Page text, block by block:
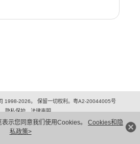
示您同意我们使用Cookies。 Cookies和隐
私政策>
1998-2026。 保留一切权利。粤A2-20044005号
隐私保护
法律声明